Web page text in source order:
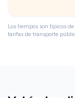
Los tiempos son típicos
tarifas de transporte